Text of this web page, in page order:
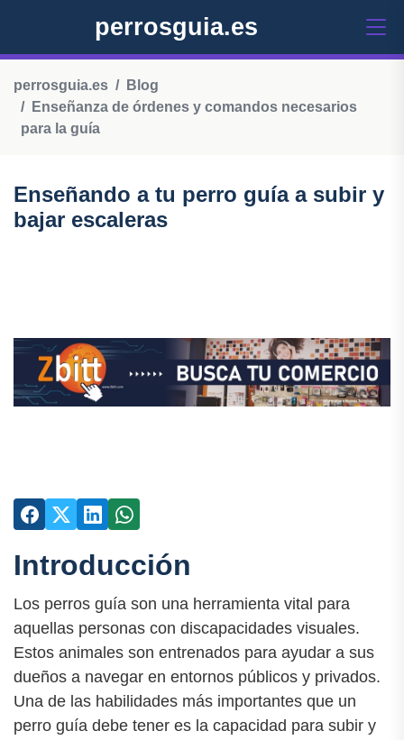
perrosguia.es
perrosguia.es
Blog
Enseñanza de órdenes y comandos necesarios
para la guía
Enseñando a tu perro guía a subir y
bajar escaleras
Introducción
Los perros guía son una herramienta vital para
aquellas personas con discapacidades visuales.
Estos animales son entrenados para ayudar a sus
dueños a navegar en entornos públicos y privados.
Una de las habilidades más importantes que un
perro guía debe tener es la capacidad para subir y